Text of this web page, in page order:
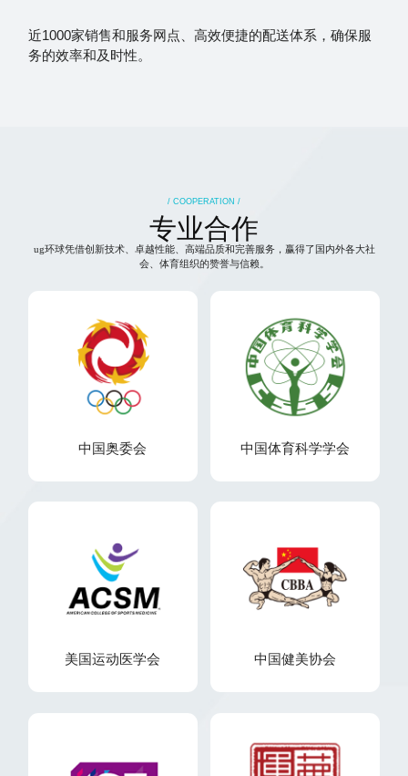
近1000家销售和服务网点、高效便捷的配送体系，确保服
务的效率和及时性。
/ COOPERATION /
专业合作
ug环球凭借创新技术、卓越性能、高端品质和完善服务，赢得了国内外各大社
会、体育组织的赞誉与信赖。
中国奥委会 中国体育科学学会
美国运动医学会 中国健美协会